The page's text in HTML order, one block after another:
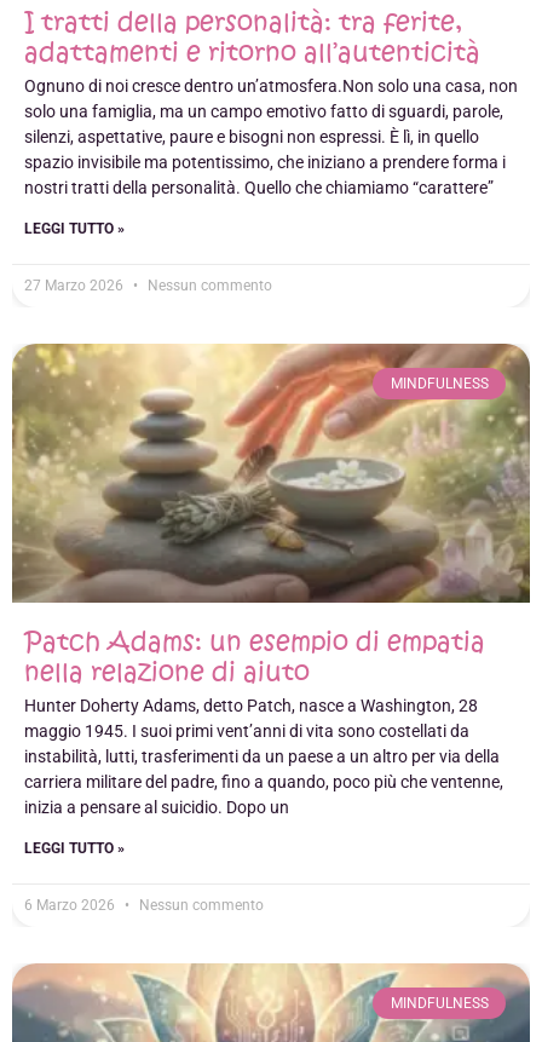
I tratti della personalità: tra ferite,
adattamenti e ritorno all’autenticità
Ognuno di noi cresce dentro un’atmosfera.Non solo una casa, non
solo una famiglia, ma un campo emotivo fatto di sguardi, parole,
silenzi, aspettative, paure e bisogni non espressi. È lì, in quello
spazio invisibile ma potentissimo, che iniziano a prendere forma i
nostri tratti della personalità. Quello che chiamiamo “carattere”
LEGGI TUTTO »
27 Marzo 2026 Nessun commento
MINDFULNESS
Patch Adams: un esempio di empatia
nella relazione di aiuto
Hunter Doherty Adams, detto Patch, nasce a Washington, 28
maggio 1945. I suoi primi vent’anni di vita sono costellati da
instabilità, lutti, trasferimenti da un paese a un altro per via della
carriera militare del padre, fino a quando, poco più che ventenne,
inizia a pensare al suicidio. Dopo un
LEGGI TUTTO »
6 Marzo 2026 Nessun commento
MINDFULNESS